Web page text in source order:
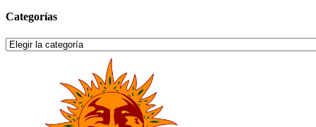
Categorías
Categorías